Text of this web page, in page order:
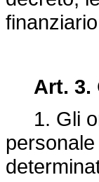
Art. 3.
1. Gli